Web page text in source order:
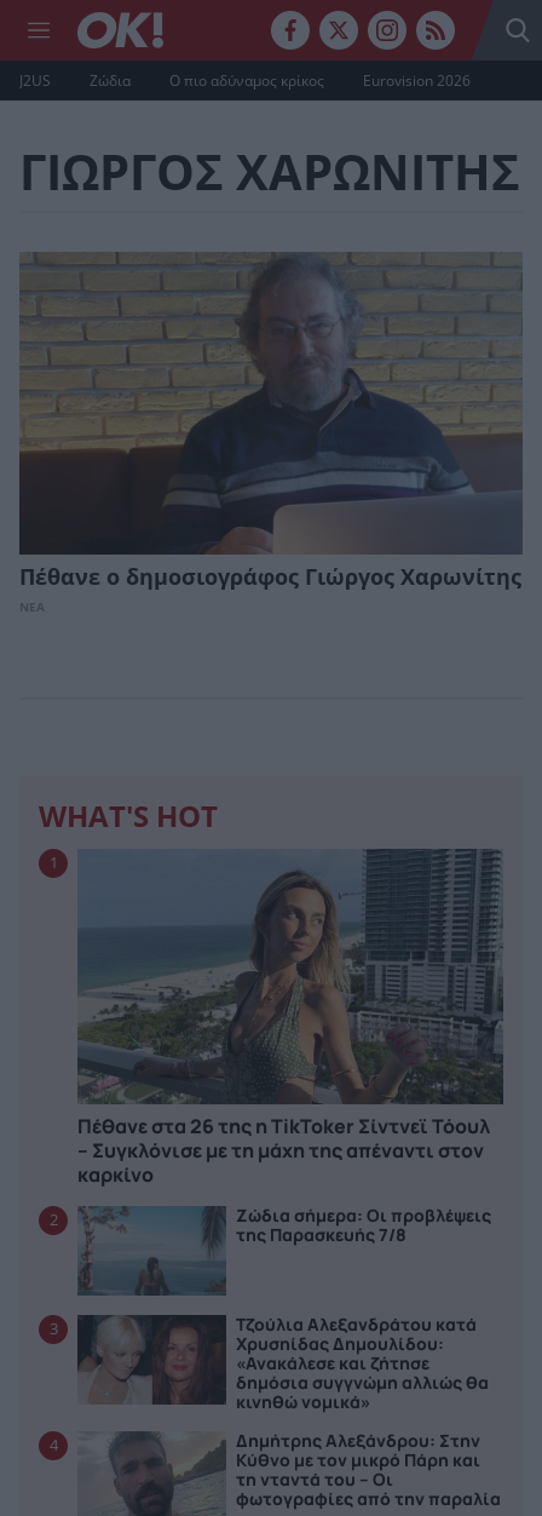
J2US Ζώδια Ο πιο αδύναμος κρίκος Eurovision 2026
ΓΙΩΡΓΟΣ ΧΑΡΩΝΙΤΗΣ
Πέθανε ο δημοσιογράφος Γιώργος Χαρωνίτης
ΝΕΑ
WHAT'S HOT
1
Πέθανε στα 26 της η TikToker Σίντνεϊ Τόουλ
– Συγκλόνισε με τη μάχη της απέναντι στον
καρκίνο
2
Ζώδια σήμερα: Οι προβλέψεις
της Παρασκευής 7/8
3
Τζούλια Αλεξανδράτου κατά
Χρυσηίδας Δημουλίδου:
«Ανακάλεσε και ζήτησε
δημόσια συγγνώμη αλλιώς θα
κινηθώ νομικά»
4
Δημήτρης Αλεξάνδρου: Στην
Κύθνο με τον μικρό Πάρη και
τη νταντά του – Οι
φωτογραφίες από την παραλία